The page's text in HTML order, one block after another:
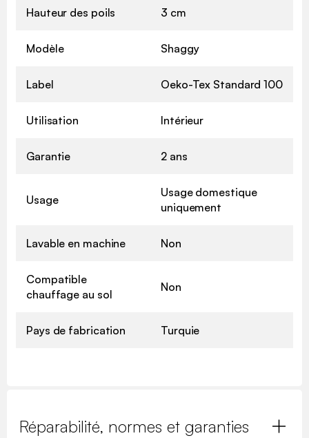
Hauteur des poils 3 cm
Modèle Shaggy
Label Oeko-Tex Standard 100
Utilisation Intérieur
Garantie 2 ans
Usage
Usage domestique
uniquement
Lavable en machine Non
Compatible
chauffage au sol
Non
Pays de fabrication Turquie
Réparabilité, normes et garanties